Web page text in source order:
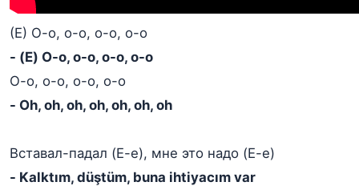
(Е) О-о, о-о, о-о, о-о
- (E) O-o, o-o, o-o, o-o
О-о, о-о, о-о, о-о
- Oh, oh, oh, oh, oh, oh, oh
Вставал-падал (Е-е), мне это надо (Е-е)
- Kalktım, düştüm, buna ihtiyacım var